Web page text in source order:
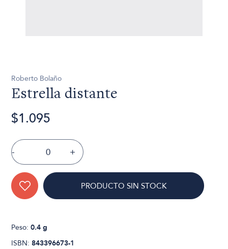
Roberto Bolaño
Estrella distante
$1.095
- +
PRODUCTO SIN STOCK
Peso:0.4 g
ISBN:843396673-1